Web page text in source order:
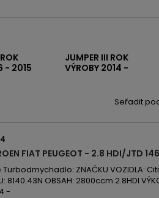
- 2015
JUMPER III ROK
VÝROBY 2014 -
Seřadit
FIAT PEUGEOT - 2.8 HDI/JTD
ZNAČKU VOZIDLA:
8140.43N OBSAH: 2800ccm 2.8HDI
-